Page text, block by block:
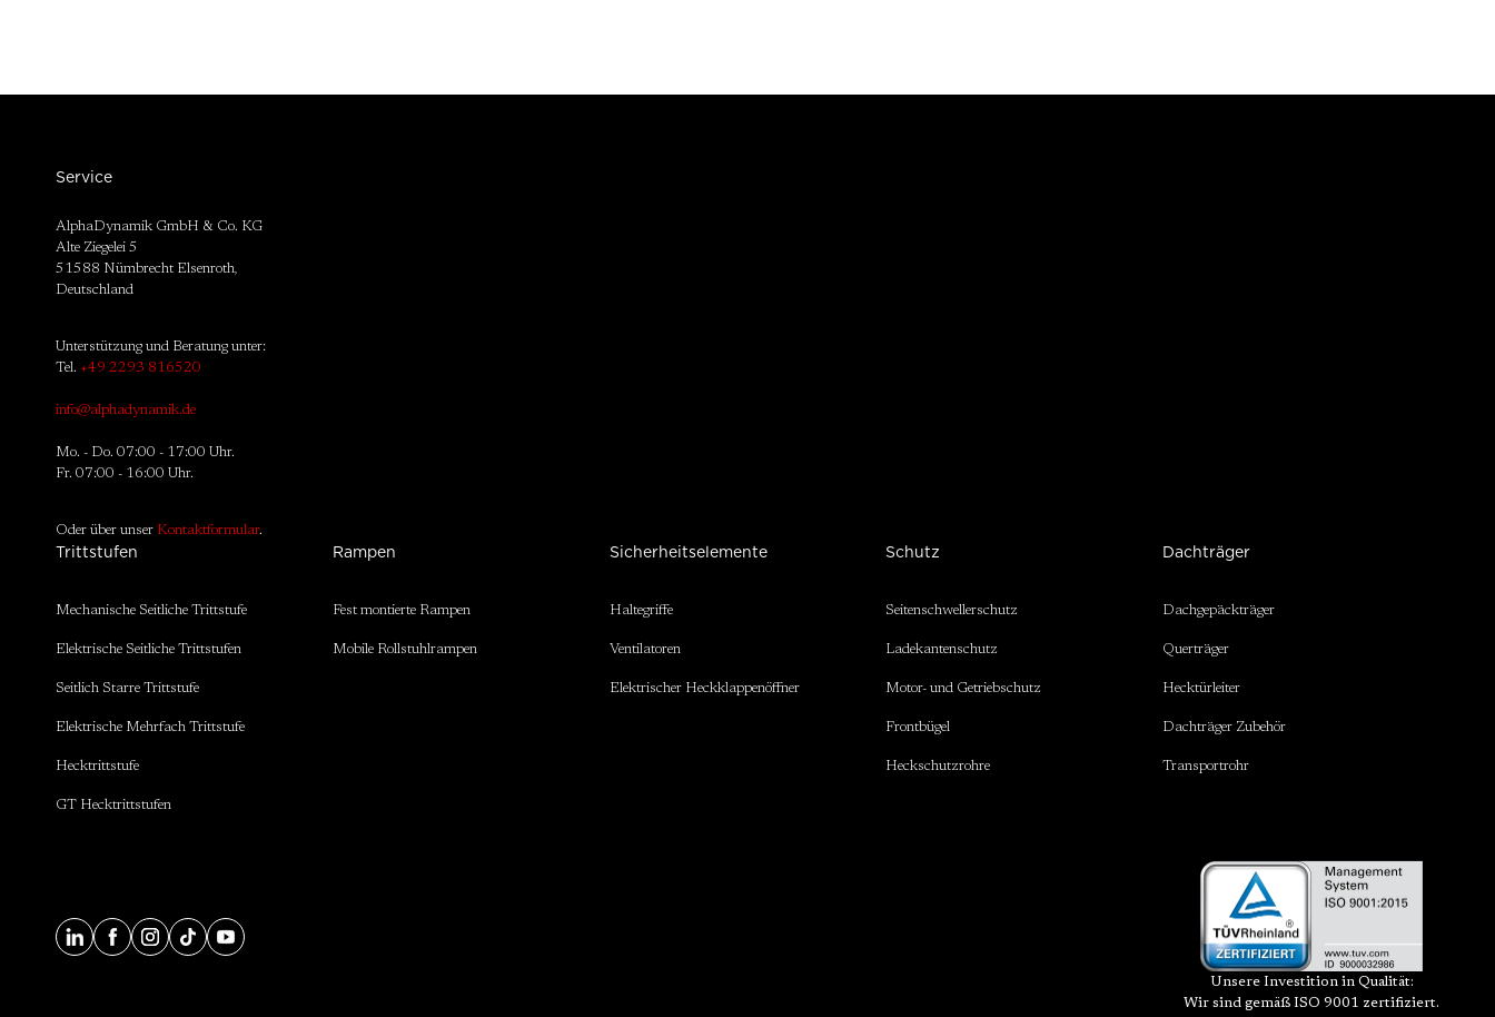
Service
AlphaDynamik GmbH & Co. KG
Alte Ziegelei 5
51588 Nümbrecht Elsenroth,
Deutschland
Unterstützung und Beratung unter:
Tel. +49 2293 816520
info@alphadynamik.de
Mo. - Do. 07:00 - 17:00 Uhr.
Fr. 07:00 - 16:00 Uhr.
Oder über unser Kontaktformular.
Trittstufen
Mechanische Seitliche Trittstufe
Elektrische Seitliche Trittstufen
Seitlich Starre Trittstufe
Elektrische Mehrfach Trittstufe
Hecktrittstufe
GT Hecktrittstufen
Rampen
Fest montierte Rampen
Mobile Rollstuhlrampen
Sicherheitselemente
Haltegriffe
Ventilatoren
Elektrischer Heckklappenöffner
Schutz
Seitenschwellerschutz
Ladekantenschutz
Motor- und Getriebschutz
Frontbügel
Heckschutzrohre
Dachträger
Dachgepäckträger
Querträger
Hecktürleiter
Dachträger Zubehör
Transportrohr
Unsere Investition in Qualität:
Wir sind gemäß ISO 9001 zertifiziert.